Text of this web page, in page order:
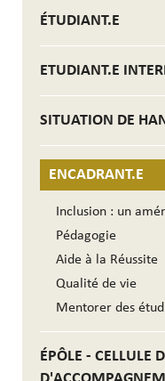
ÉTUDIANT.E
ETUDIANT.E
SITUATION DE
ENCADRANT.E
Inclusion : un
Pédagogie
Aide à la Réussite
Qualité de vie
Mentorer des
ÉPÔLE - CELLULE